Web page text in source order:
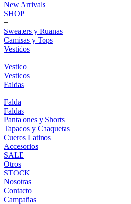
New Arrivals
SHOP
+
Sweaters y Ruanas
Camisas y Tops
Vestidos
+
Vestido
Vestidos
Faldas
+
Falda
Faldas
Pantalones y Shorts
Tapados y Chaquetas
Cueros Latinos
Accesorios
SALE
Otros
STOCK
Nosotras
Contacto
Campañas